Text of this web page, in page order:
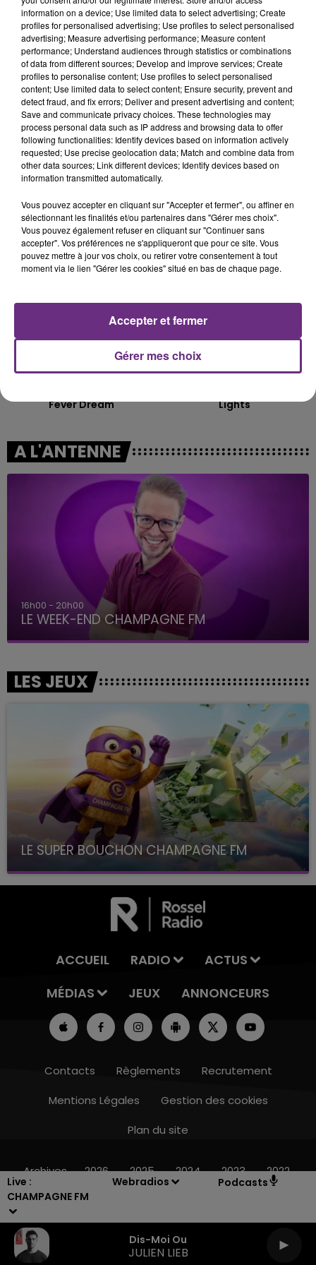
Live :
CHAMPAGNE FM
Webradios Podcasts
Dis-Moi Ou
JULIEN LIEB
7h00 - 12h00
fermer ses portes.
TITRES DIFFUSÉS
13h42
13h42
JULIEN LIEB
Dis-Moi Ou
13h38
13h38
Rema
Calm Down
13h36
13h36
Fever Dream
13h31
13h31
Lights
A L'ANTENNE
16h00 - 20h00
LE WEEK-END CHAMPAGNE FM
LES JEUX
LE SUPER BOUCHON CHAMPAGNE FM
avec La Famille Champagne FM, à 8H10
ACCUEIL RADIO
ACTUS
MÉDIAS
JEUX ANNONCEURS
Contacts Règlements
Recrutement
Mentions Légales
Gestion des cookies
Plan du site
Archives 2026 2025 2024 2023 2022
information on a device; Use limited data to select advertising; Create
profiles for personalised advertising; Use profiles to select personalised
advertising; Measure advertising performance; Measure content
performance; Understand audiences through statistics or combinations
of data from different sources; Develop and improve services; Create
profiles to personalise content; Use profiles to select personalised
content; Use limited data to select content; Ensure security, prevent and
detect fraud, and fix errors; Deliver and present advertising and content;
Save and communicate privacy choices. These technologies may
process personal data such as IP address and browsing data to offer
following functionalities: Identify devices based on information actively
requested; Use precise geolocation data; Match and combine data from
other data sources; Link different devices; Identify devices based on
information transmitted automatically.
Vous pouvez accepter en cliquant sur "Accepter et fermer", ou affiner en
sélectionnant les finalités et/ou partenaires dans "Gérer mes choix".
Vous pouvez également refuser en cliquant sur "Continuer sans
accepter". Vos préférences ne s'appliqueront que pour ce site. Vous
pouvez mettre à jour vos choix, ou retirer votre consentement à tout
moment via le lien "Gérer les cookies" situé en bas de chaque page.
Gérer mes choix
Accepter et fermer